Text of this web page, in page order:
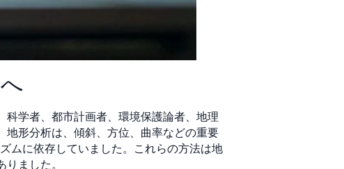
学者、都市計画者、環境保護論者、地理
地形分析は、傾斜、方位、曲率などの重要
ムに依存していました。これらの方法は地
ました。